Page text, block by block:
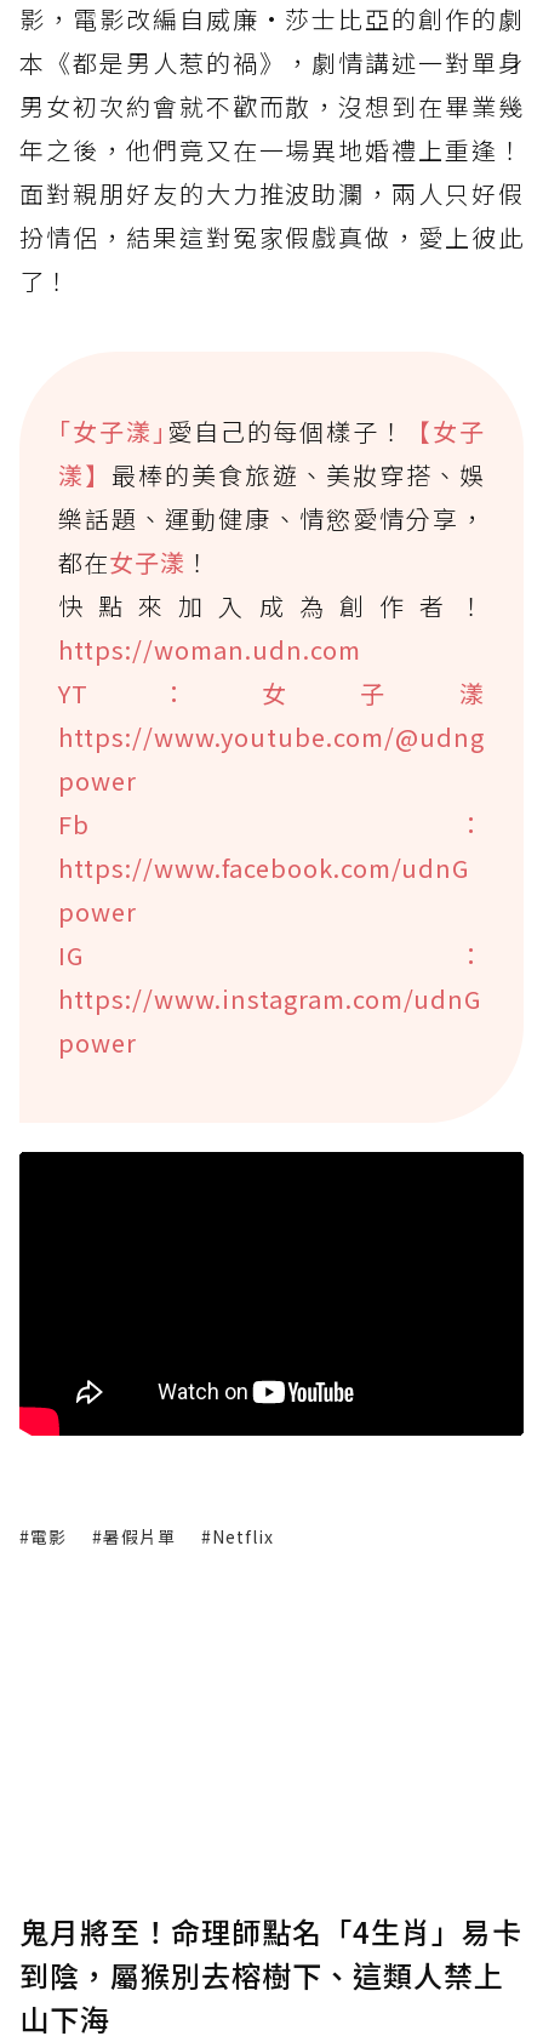
影，電影改編自威廉·莎士比亞的創作的劇
本《都是男人惹的禍》，劇情講述一對單身
男女初次約會就不歡而散，沒想到在畢業幾
年之後，他們竟又在一場異地婚禮上重逢！
面對親朋好友的大力推波助瀾，兩人只好假
扮情侶，結果這對冤家假戲真做，愛上彼此
了！
｢女子漾｣ 愛自己的每個樣子！
【女子
漾】最棒的美食旅遊、美妝穿搭、娛
樂話題、運動健康、情慾愛情分享，
都在女子漾 ！
快點來加入成為創作者！
https://woman.udn.com
YT：女子漾
https://www.youtube.com/@udng
power
Fb：
https://www.facebook.com/udnG
power
IG：
https://www.instagram.com/udnG
power
#電影 #暑假片單 #Netflix
鬼月將至！命理師點名「4生肖」易卡
到陰，屬猴別去榕樹下、這類人禁上
山下海